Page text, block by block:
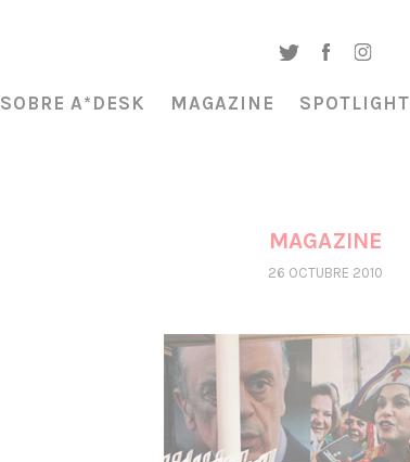
SOBRE A*DESK MAGAZINE SPOTLIGHT
MAGAZINE
26 OCTUBRE 2010